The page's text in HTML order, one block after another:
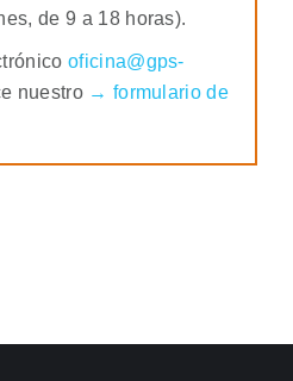
de 9 a 18 horas).
oficina@gps-
nuestro → formulario de